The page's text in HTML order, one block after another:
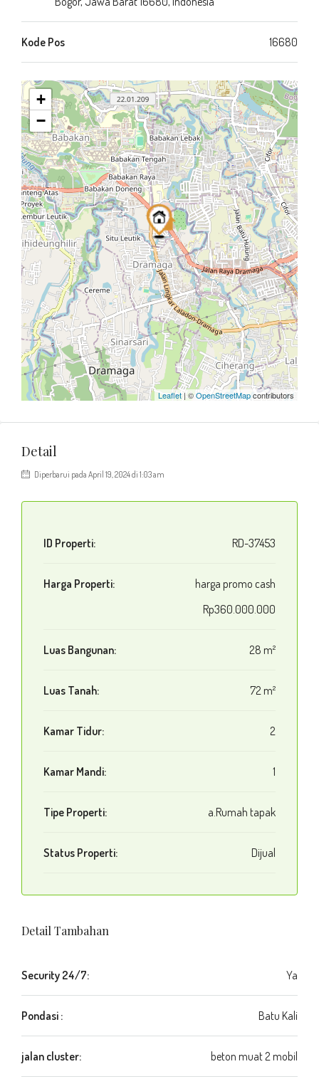
Kode Pos 16680
+
−
Leaflet| ©OpenStreetMapcontributors
Detail
Diperbarui pada April 19, 2024 di 1:03 am
ID Properti: RD-37453
Harga Properti:
harga promo cash
Rp360.000.000
Luas Bangunan: 28 m²
Luas Tanah: 72 m²
Kamar Tidur: 2
Kamar Mandi: 1
Tipe Properti: a.Rumah tapak
Status Properti: Dijual
Detail Tambahan
Security 24/7: Ya
Pondasi : Batu Kali
jalan cluster: beton muat 2 mobil